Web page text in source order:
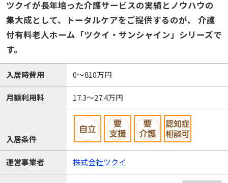
ツクイが長年培った介護サービスの実績とノウハウの
集大成として、トータルケアをご提供するのが、 介護
付有料老人ホーム「ツクイ・サンシャイン」シリーズで
す。
入居時費用 0～810万円
月額利用料 17.3～27.4万円
入居条件
運営事業者 株式会社ツクイ